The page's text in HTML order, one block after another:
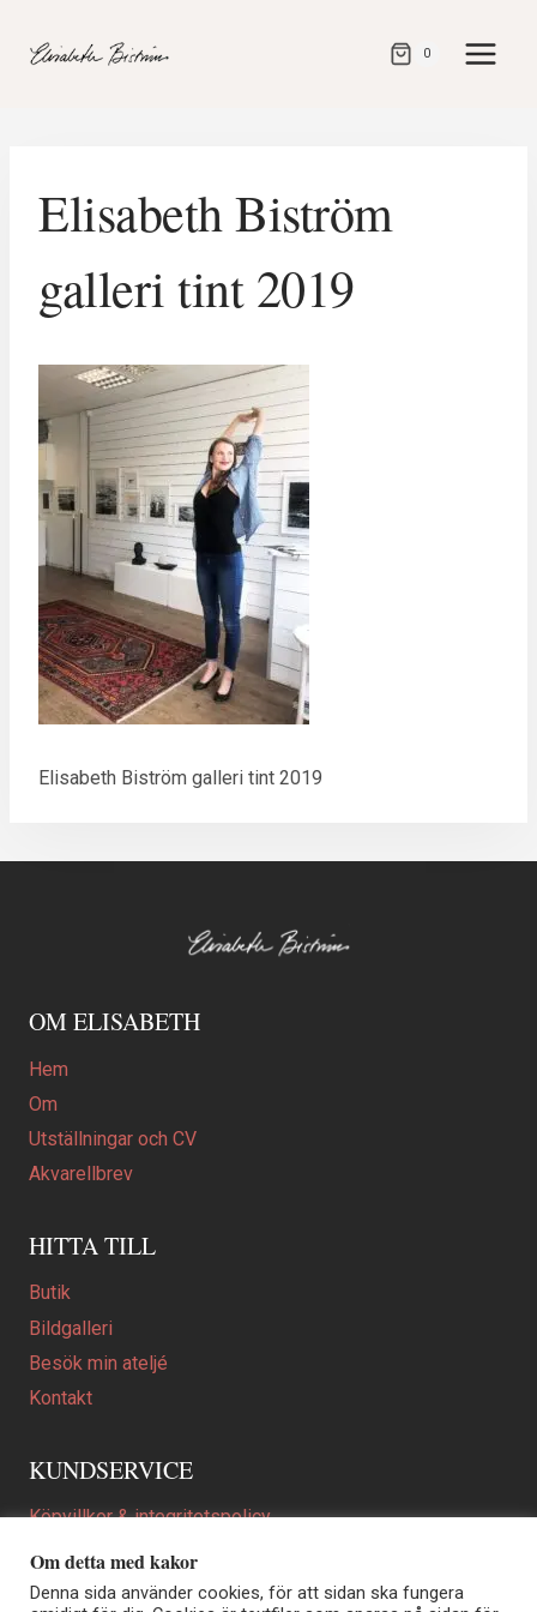
direkt
0
Elisabeth Biström
galleri tint 2019
Elisabeth Biström galleri tint 2019
OM ELISABETH
Hem
Om
Utställningar och CV
Akvarellbrev
HITTA TILL
Butik
Bildgalleri
Besök min ateljé
Kontakt
KUNDSERVICE
Köpvillkor & integritetspolicy
Att beställa ett personligt utformat konstverk
En personligare gåva
Om detta med kakor
Denna sida använder cookies, för att sidan ska fungera